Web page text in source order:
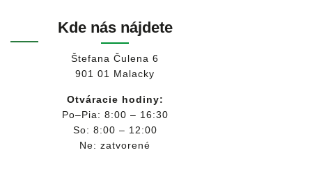
Kde nás nájdete
Štefana Čulena 6
901 01 Malacky
Otváracie hodiny:
Po–Pia: 8:00 – 16:30
So: 8:00 – 12:00
Ne: zatvorené